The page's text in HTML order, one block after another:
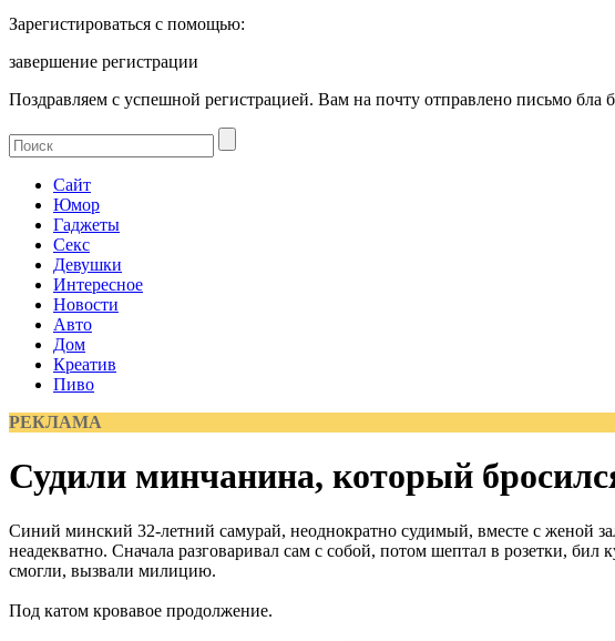
Зарегистироваться с помощью:
завершение регистрации
Поздравляем с успешной регистрацией. Вам на почту отправлено письмо
Сайт
Юмор
Гаджеты
Секс
Девушки
Интересное
Новости
Авто
Дом
Креатив
Пиво
РЕКЛАМА
Судили минчанина, который
Синий минский 32-летний самурай, неоднократно судимый, вместе с женой
неадекватно. Сначала разговаривал сам с собой, потом шептал в розетки,
смогли, вызвали милицию.
Под катом кровавое продолжение.